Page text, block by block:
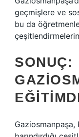
geçmişlere ve
bu da
SONUÇ: